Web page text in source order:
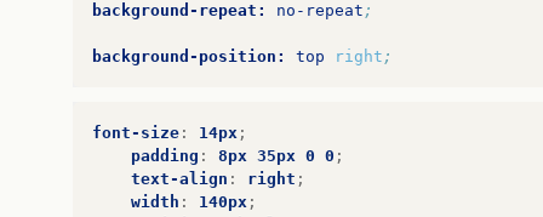
background-repeat: no-repeat ;
background-position: top right ;
font-size : 14px ;
padding : 8px 35px 0 0 ;
text-align : right ;
width : 140px ;